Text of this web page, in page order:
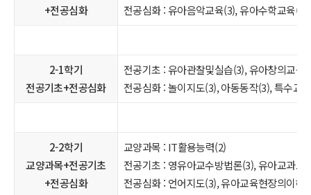
+전공심화
전공심화 : 유아음악교육(3), 유아수학교육(3)
2-1학기
전공기초+전공심화
전공기초 : 유아관찰및실습(3), 유아창의교
전공심화 : 놀이지도(3), 아동동작(3), 특수교
2-2학기
교양과목+전공기초
+전공심화
교양과목 : IT활용능력(2)
전공기초 : 영유아교수방법론(3), 유아교과교
전공심화 : 언어지도(3), 유아교육현장의이